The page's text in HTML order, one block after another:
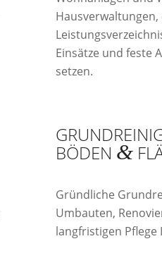
Hausverwaltungen,
Einsätze und feste
setzen.
BÖDEN &
Gründliche
Umbauten,
langfristigen